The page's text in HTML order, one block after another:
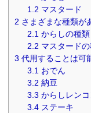
1.2 マスタード
2 さまざまな種類が
2.1からしの種類
2.2 マスタード
3 代用することは可
3.1おでん
3.2 納豆
3.3 からしレンコ
3.4ステーキ